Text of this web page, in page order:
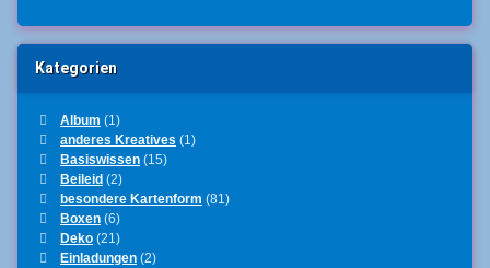
Kategorien
Album (1)
anderes Kreatives (1)
Basiswissen(15)
Beileid (2)
besondere Kartenform (81)
Boxen(6)
Deko(21)
Einladungen(2)